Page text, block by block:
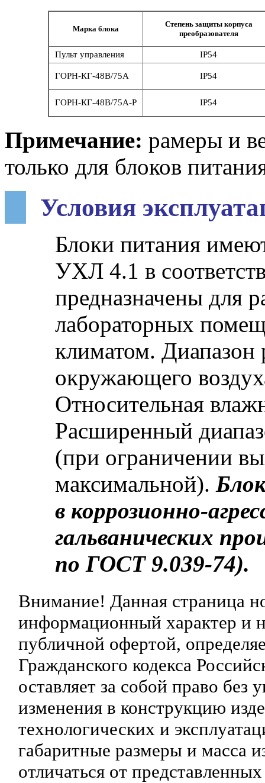
Марка блока
Степень защиты корпуса
преобразователя
Пульт управления IP54
ГОРН-КГ-48В/75А IP54
ГОРН-КГ-48В/75А-Р IP54
Примечание: рамеры и
только для блоков
Условия
Блоки питания
УХЛ 4.1 в
предназначены для
лабораторных
климатом. Диапазон
окружающего
Относительная
Расширенный
(при ограничении
максимальной).
в коррозионно-
гальванических
по ГОСТ 9.039-74).
Внимание! Данная страница
информационный характер и
публичной офертой,
Гражданского кодекса
оставляет за собой право без
изменения в конструкцию
технологических и
габаритные размеры и масса
отличаться от